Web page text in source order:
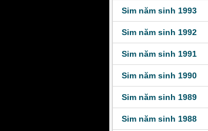
Sim năm sinh 1993
Sim năm sinh 1992
Sim năm sinh 1991
Sim năm sinh 1990
Sim năm sinh 1989
Sim năm sinh 1988